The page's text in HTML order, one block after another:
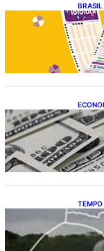
BRASIL
5,08
TEMPO
O